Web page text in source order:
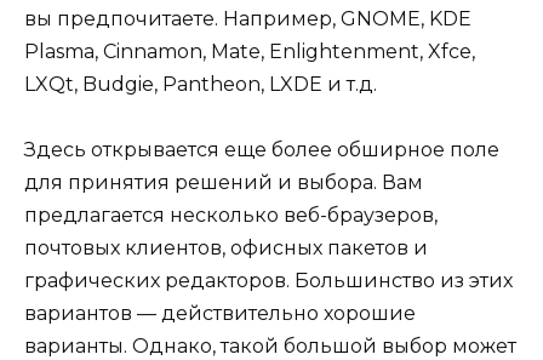
вы предпочитаете. Например, GNOME, KDE
Plasma, Cinnamon, Mate, Enlightenment, Xfce,
LXQt, Budgie, Pantheon, LXDE и т.д.
Здесь открывается еще более обширное поле
для принятия решений и выбора. Вам
предлагается несколько веб-браузеров,
почтовых клиентов, офисных пакетов и
графических редакторов. Большинство из этих
вариантов — действительно хорошие
варианты. Однако, такой большой выбор может